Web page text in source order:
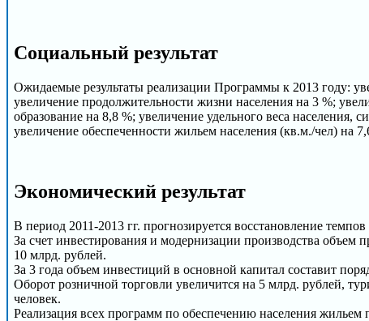
Cоциальный результат
Ожидаемые результаты реализации Программы к 2013 году:
увеличение продолжительности жизни населения на 3 %;
образование на 8,8 %; увеличение удельного веса
увеличение обеспеченности жильем населения (кв.м./чел) на
Экономический результат
В период 2011-2013 гг. прогнозируется восстановление
За счет инвестирования и модернизации производства объем
10 млрд. рублей.
За 3 года объем инвестиций в основной капитал составит
Оборот розничной торговли увеличится на 5 млрд. рублей,
человек.
Реализация всех программ по обеспечению населения